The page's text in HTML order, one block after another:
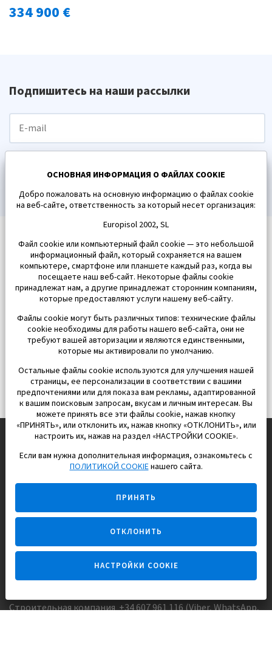
334 900 €
Подпишитесь на наши рассылки
ПОДПИСАТЬСЯ
EUROPISOL 2002 S.L.
Строим и продаем дома
для счастливой жизни в Испании
Задайте вопрос
Строительная компания +34 607 961 116 (Viber, WhatsApp,
ОСНОВНАЯ ИНФОРМАЦИЯ О ФАЙЛАХ COOKIE
Добро пожаловать на основную информацию о файлах cookie
на веб-сайте, ответственность за который несет организация:
Europisol 2002, SL
Файл cookie или компьютерный файл cookie — это небольшой
информационный файл, который сохраняется на вашем
компьютере, смартфоне или планшете каждый раз, когда вы
посещаете наш веб-сайт. Некоторые файлы cookie
принадлежат нам, а другие принадлежат сторонним компаниям,
которые предоставляют услуги нашему веб-сайту.
Файлы cookie могут быть различных типов: технические файлы
cookie необходимы для работы нашего веб-сайта, они не
требуют вашей авторизации и являются единственными,
которые мы активировали по умолчанию.
Остальные файлы cookie используются для улучшения нашей
страницы, ее персонализации в соответствии с вашими
предпочтениями или для показа вам рекламы, адаптированной
к вашим поисковым запросам, вкусам и личным интересам. Вы
можете принять все эти файлы cookie, нажав кнопку
«ПРИНЯТЬ», или отклонить их, нажав кнопку «ОТКЛОНИТЬ», или
настроить их, нажав на раздел «НАСТРОЙКИ COOKIE».
Если вам нужна дополнительная информация, ознакомьтесь с
ПОЛИТИКОЙ COOKIEнашего сайта.
ПРИНЯТЬ
ОТКЛОНИТЬ
НАСТРОЙКИ COOKIE